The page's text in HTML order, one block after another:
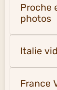
Proche
photos
Italie
France